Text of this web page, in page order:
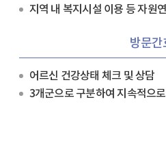
지역 내 복지시설 이용 등 자원연
방문간
어르신 건강상태 체크 및 상담
3개군으로 구분하여 지속적으